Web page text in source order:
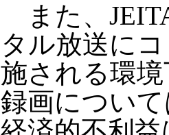
また、
タル放送に
施される環
録画につい